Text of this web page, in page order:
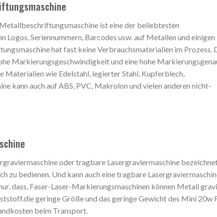
ist eine der beliebtesten
Seriennummern, Barcodes usw. auf Metallen und einigen
hat fast keine Verbrauchsmaterialien im Prozess.
Markierungsgeschwindigkeit und eine hohe
wie Edelstahl, legierter Stahl, Kupferblech,
kann auch auf ABS, PVC, Makrolon und vielen anderen nicht-
oder tragbare Lasergraviermaschine
zu bedienen. Und kann auch eine tragbare
dass, Faser-Laser-Markierungsmaschinen können Metall
geringe Größe und das geringe Gewicht des Mini 20w
beim Transport.